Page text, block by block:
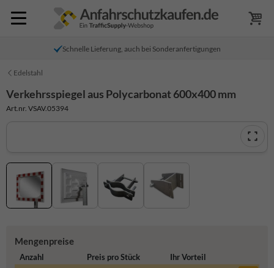
Schnelle Lieferung, auch bei Sonderanfertigungen
Edelstahl
Verkehrsspiegel aus Polycarbonat 600x400 mm
Art.nr. VSAV.05394
Mengenpreise
Anzahl Preis pro Stück
Ihr Vorteil